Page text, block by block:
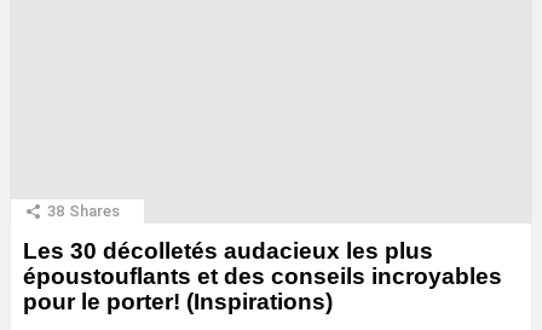
38 Shares
Les 30 décolletés audacieux les plus
époustouflants et des conseils incroyables
pour le porter! (Inspirations)